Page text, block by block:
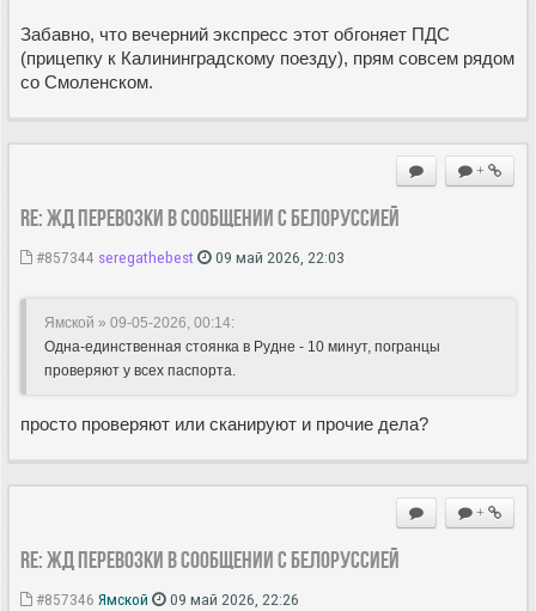
Забавно, что вечерний экспресс этот обгоняет ПДС
(прицепку к Калининградскому поезду), прям совсем рядом
со Смоленском.
+
Re: ЖД перевозки в сообщении с Белоруссией
#857344 seregathebest 09 май 2026, 22:03
Ямской » 09-05-2026, 00:14:
Одна-единственная стоянка в Рудне - 10 минут, погранцы
проверяют у всех паспорта.
просто проверяют или сканируют и прочие дела?
+
Re: ЖД перевозки в сообщении с Белоруссией
#857346 Ямской 09 май 2026, 22:26